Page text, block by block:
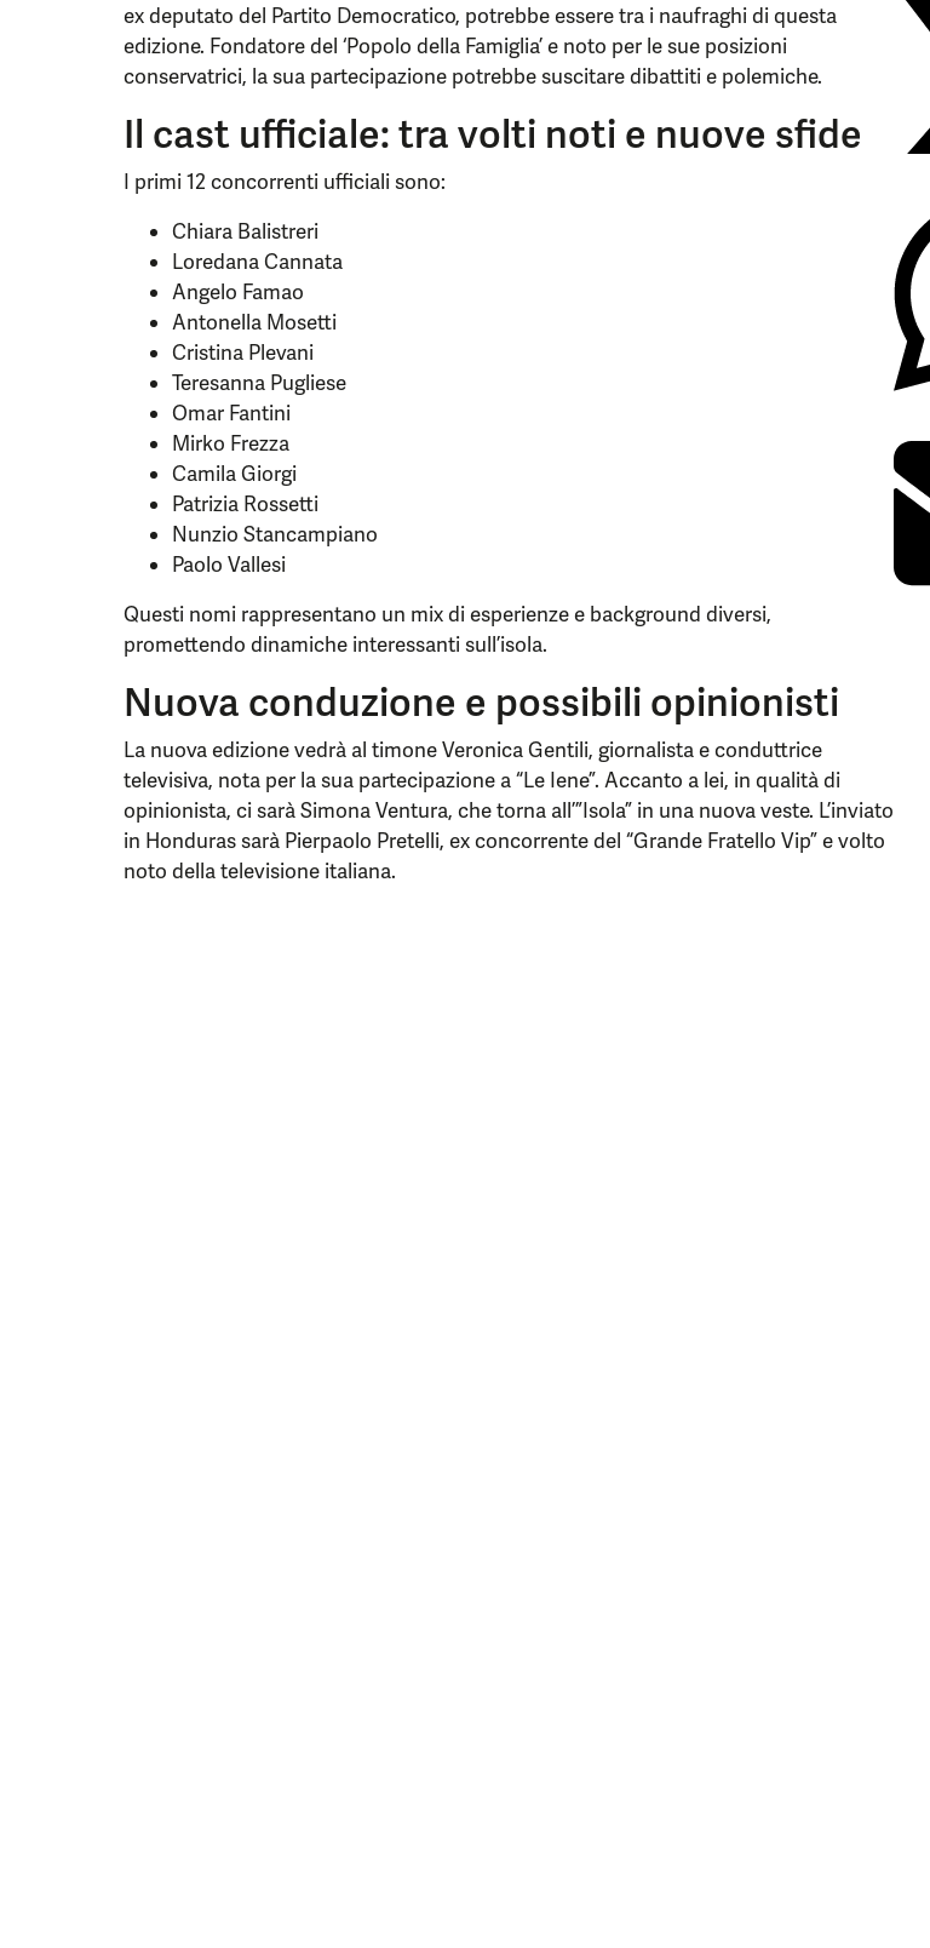
ex deputato del Partito Democratico, potrebbe essere tra i naufraghi di questa
edizione. Fondatore del ‘Popolo della Famiglia’ e noto per le sue posizioni
conservatrici, la sua partecipazione potrebbe suscitare dibattiti e polemiche.
Il cast ufficiale: tra volti noti e nuove sfide
I primi 12 concorrenti ufficiali sono:
Chiara Balistreri
Loredana Cannata
Angelo Famao
Antonella Mosetti
Cristina Plevani
Teresanna Pugliese
Omar Fantini
Mirko Frezza
Camila Giorgi
Patrizia Rossetti
Nunzio Stancampiano
Paolo Vallesi
Questi nomi rappresentano un mix di esperienze e background diversi,
promettendo dinamiche interessanti sull’isola.
Nuova conduzione e possibili opinionisti
La nuova edizione vedrà al timone Veronica Gentili, giornalista e conduttrice
televisiva, nota per la sua partecipazione a “Le Iene”. Accanto a lei, in qualità di
opinionista, ci sarà Simona Ventura, che torna all’”Isola” in una nuova veste. L’inviato
in Honduras sarà Pierpaolo Pretelli, ex concorrente del “Grande Fratello Vip” e volto
noto della televisione italiana.